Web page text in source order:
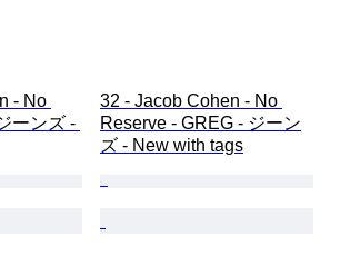
- No
ーンズ -
32 - Jacob Cohen - No
Reserve - GREG - ジーン
ズ - New with tags